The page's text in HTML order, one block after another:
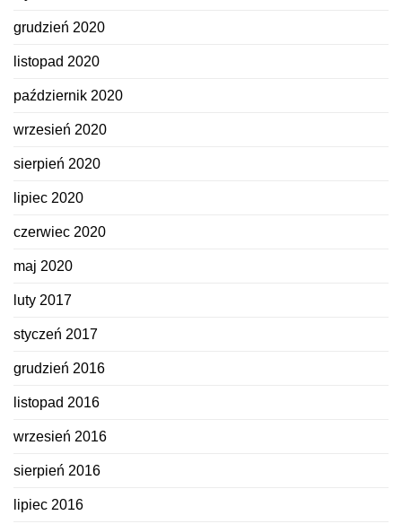
grudzień 2020
listopad 2020
październik 2020
wrzesień 2020
sierpień 2020
lipiec 2020
czerwiec 2020
maj 2020
luty 2017
styczeń 2017
grudzień 2016
listopad 2016
wrzesień 2016
sierpień 2016
lipiec 2016